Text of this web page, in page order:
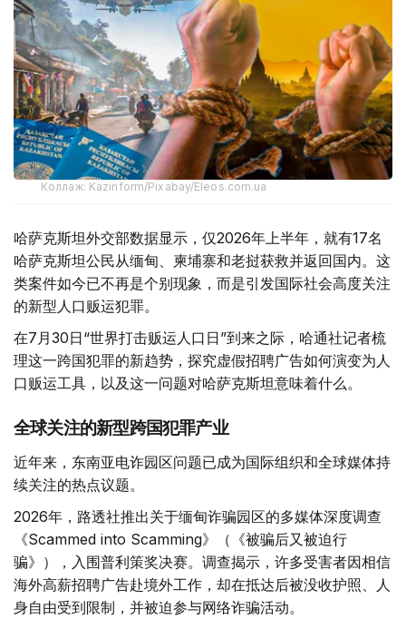
Коллаж: Kazinform/Pixabay/Eleos.com.ua
哈萨克斯坦外交部数据显示，仅2026年上半年，就有17名
哈萨克斯坦公民从缅甸、柬埔寨和老挝获救并返回国内。这
类案件如今已不再是个别现象，而是引发国际社会高度关注
的新型人口贩运犯罪。
在7月30日“世界打击贩运人口日”到来之际，哈通社记者梳
理这一跨国犯罪的新趋势，探究虚假招聘广告如何演变为人
口贩运工具，以及这一问题对哈萨克斯坦意味着什么。
全球关注的新型跨国犯罪产业
近年来，东南亚电诈园区问题已成为国际组织和全球媒体持
续关注的热点议题。
2026年，路透社推出关于缅甸诈骗园区的多媒体深度调查
《Scammed into Scamming》（《被骗后又被迫行
骗》），入围普利策奖决赛。调查揭示，许多受害者因相信
海外高薪招聘广告赴境外工作，却在抵达后被没收护照、人
身自由受到限制，并被迫参与网络诈骗活动。